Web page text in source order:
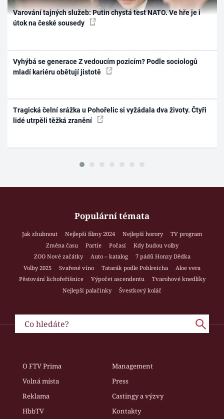
Varování tajných služeb: Putin chystá test NATO. Ve hře je i
útok na české sousedy
Vyhýbá se generace Z vedoucím pozicím? Podle sociologů
mladí kariéru obětují jistotě
Tragická čelní srážka u Pohořelic si vyžádala dva životy. Čtyři
lidé utrpěli těžká zranění
Populární témata
Jak zhubnout Nejlepší filmy 2024 Nejlepší horory
TV program
Změna času
Partie Počasí
Kdy budou volby
ZOO Nové začátky
Auto – katalog
7 pádů Honzy Dědka
Volby 2025
Svařené víno Tatarák podle Pohlreicha
Aloe vera
Pěstování lichořeřišnice
Výpočet ascendentu
Tvarohové knedlíky
Nejlepší palačinky
Švestkový koláč
O FTV Prima
Management
Volná místa
Press
Reklama
Castingy a výzvy
HbbTV
Kontakty